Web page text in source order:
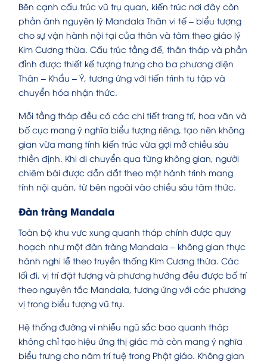
Bên cạnh cấu trúc vũ trụ quan, kiến trúc nơi đây còn
phản ánh nguyên lý Mandala Thân vi tế – biểu tượng
cho sự vận hành nội tại của thân và tâm theo giáo lý
Kim Cương thừa. Cấu trúc tầng đế, thân tháp và phần
đỉnh được thiết kế tượng trưng cho ba phương diện
Thân – Khẩu – Ý, tương ứng với tiến trình tu tập và
chuyển hóa nhận thức.
Mỗi tầng tháp đều có các chi tiết trang trí, hoa văn và
bố cục mang ý nghĩa biểu tượng riêng, tạo nên không
gian vừa mang tính kiến trúc vừa gợi mở chiều sâu
thiền định. Khi di chuyển qua từng không gian, người
chiêm bái được dẫn dắt theo một hành trình mang
tính nội quán, từ bên ngoài vào chiều sâu tâm thức.
Đàn tràng Mandala
Toàn bộ khu vực xung quanh tháp chính được quy
hoạch như một đàn tràng Mandala – không gian thực
hành nghi lễ theo truyền thống Kim Cương thừa. Các
lối đi, vị trí đặt tượng và phương hướng đều được bố trí
theo nguyên tắc Mandala, tương ứng với các phương
vị trong biểu tượng vũ trụ.
Hệ thống đường vi nhiễu ngũ sắc bao quanh tháp
không chỉ tạo hiệu ứng thị giác mà còn mang ý nghĩa
biểu trưng cho năm trí tuệ trong Phật giáo. Không gian